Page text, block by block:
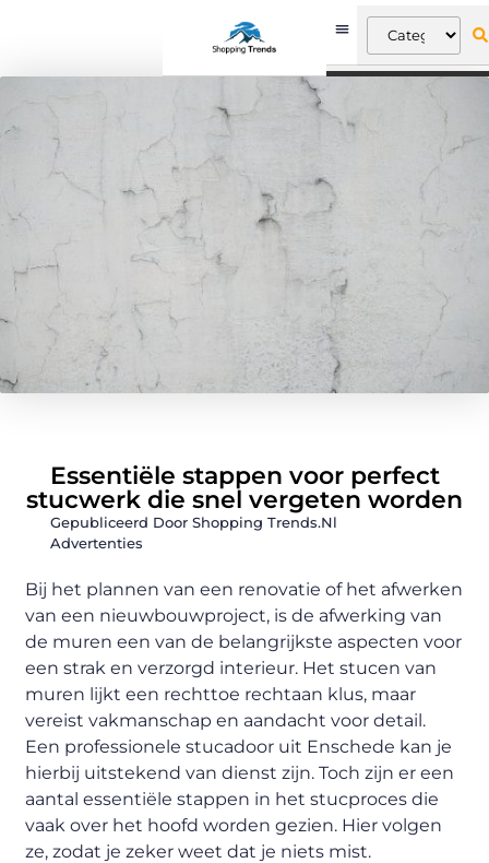
Essentiële stappen voor perfect
stucwerk die snel vergeten worden
Gepubliceerd Door Shopping Trends.nl
Advertenties
Bij het plannen van een renovatie of het afwerken
van een nieuwbouwproject, is de afwerking van
de muren een van de belangrijkste aspecten voor
een strak en verzorgd interieur. Het stucen van
muren lijkt een rechttoe rechtaan klus, maar
vereist vakmanschap en aandacht voor detail.
Een professionele stucadoor uit Enschede kan je
hierbij uitstekend van dienst zijn. Toch zijn er een
aantal essentiële stappen in het stucproces die
vaak over het hoofd worden gezien. Hier volgen
ze, zodat je zeker weet dat je niets mist.